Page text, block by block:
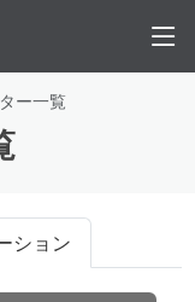
ー一覧
ション